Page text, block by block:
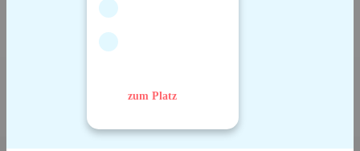
zum Platz